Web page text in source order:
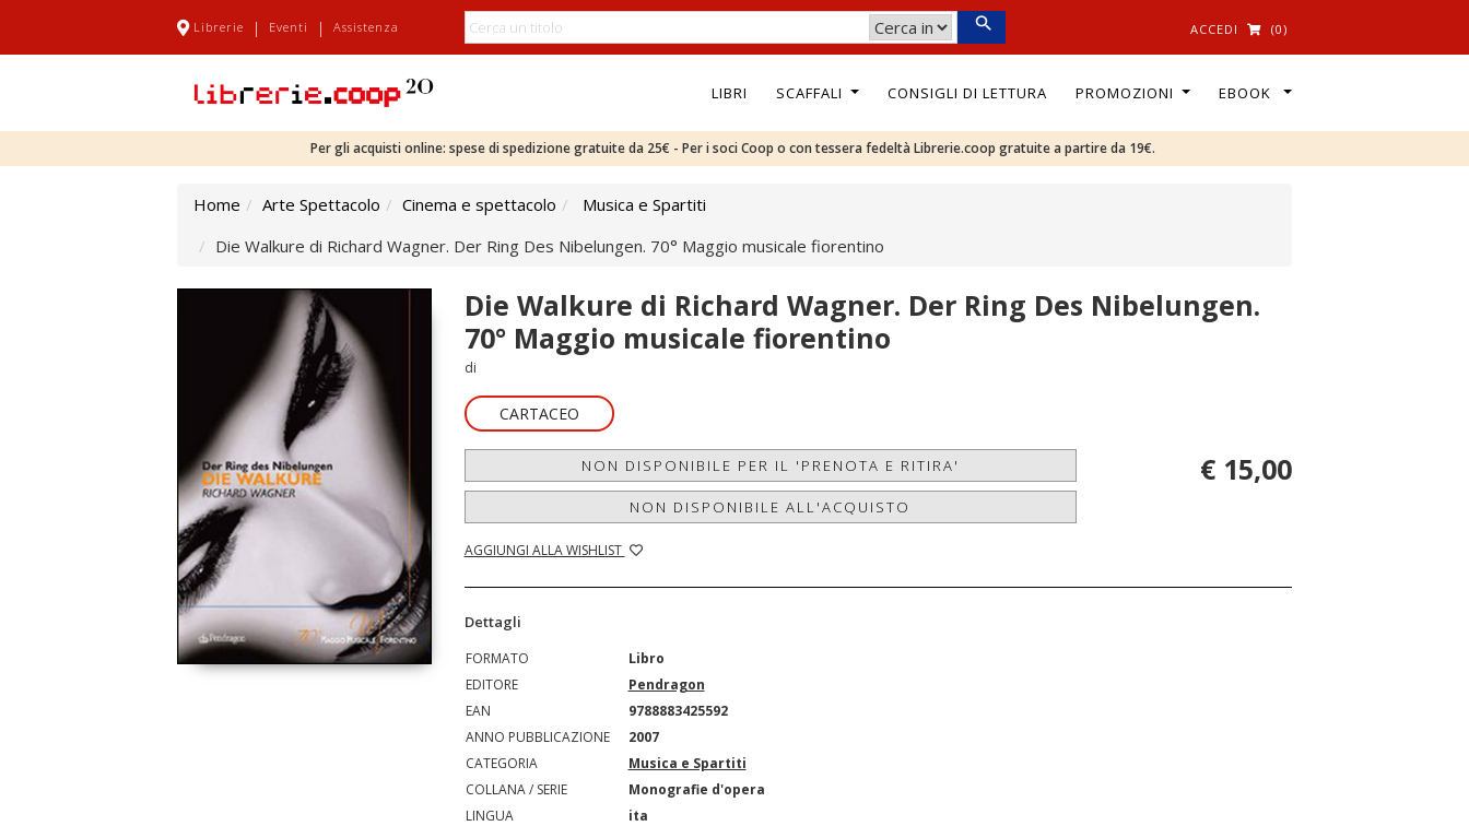
Librerie | Eventi | Assistenza ACCEDI (0)
LIBRI SCAFFALI CONSIGLI DI LETTURA PROMOZIONI EBOOK
Per gli acquisti online: spese di spedizione gratuite da 25€ - Per i soci Coop o con tessera fedeltà Librerie.coop gratuite a partire da 19€.
Home Arte Spettacolo Cinema e spettacolo
Musica e Spartiti
Die Walkure di Richard Wagner. Der Ring Des Nibelungen. 70° Maggio musicale fiorentino
Die Walkure di Richard Wagner. Der Ring Des Nibelungen.
70° Maggio musicale fiorentino
di
CARTACEO
NON DISPONIBILE PER IL 'PRENOTA E RITIRA'
NON DISPONIBILE ALL'ACQUISTO
AGGIUNGI ALLA WISHLIST
€ 15,00
Dettagli
FORMATO
Libro
EDITORE
Pendragon
EAN
9788883425592
ANNO PUBBLICAZIONE
2007
CATEGORIA
Musica e Spartiti
COLLANA / SERIE
Monografie d'opera
LINGUA
ita